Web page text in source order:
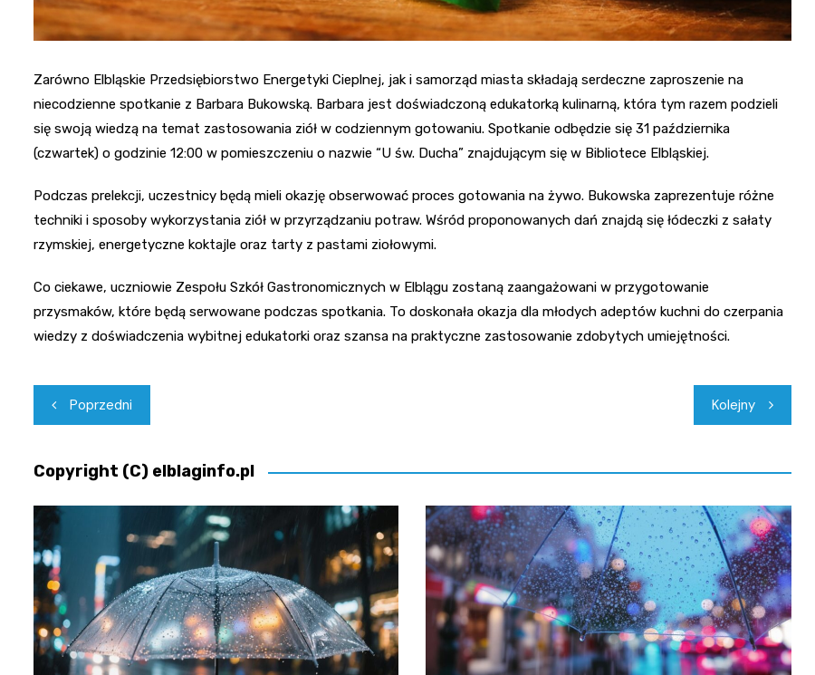
Zarówno Elbląskie Przedsiębiorstwo Energetyki Cieplnej, jak i samorząd miasta składają serdeczne zaproszenie na
niecodzienne spotkanie z Barbara Bukowską. Barbara jest doświadczoną edukatorką kulinarną, która tym razem podzieli
się swoją wiedzą na temat zastosowania ziół w codziennym gotowaniu. Spotkanie odbędzie się 31 października
(czwartek) o godzinie 12:00 w pomieszczeniu o nazwie “U św. Ducha” znajdującym się w Bibliotece Elbląskiej.
Podczas prelekcji, uczestnicy będą mieli okazję obserwować proces gotowania na żywo. Bukowska zaprezentuje różne
techniki i sposoby wykorzystania ziół w przyrządzaniu potraw. Wśród proponowanych dań znajdą się łódeczki z sałaty
rzymskiej, energetyczne koktajle oraz tarty z pastami ziołowymi.
Co ciekawe, uczniowie Zespołu Szkół Gastronomicznych w Elblągu zostaną zaangażowani w przygotowanie
przysmaków, które będą serwowane podczas spotkania. To doskonała okazja dla młodych adeptów kuchni do czerpania
wiedzy z doświadczenia wybitnej edukatorki oraz szansa na praktyczne zastosowanie zdobytych umiejętności.
Nawigacja
wpisu
Poprzedni Kolejny
Copyright (C) elblaginfo.pl